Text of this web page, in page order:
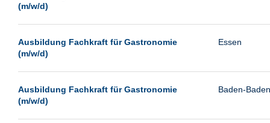
Magdeburg
Mannheim
(m/w/d)
Ausbildung Fachkraft für Gastronomie
(m/w/d)
Essen
Ausbildung Fachkraft für Gastronomie
(m/w/d)
Baden-Baden